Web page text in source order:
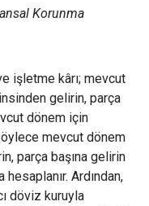
Korunma
işletme kârı; mevcut
gelirin, parça
dönem için
mevcut dönem
parça başına gelirin
Ardından,
döviz kuruyla